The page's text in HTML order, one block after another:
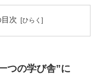
次
つの学び舎”に